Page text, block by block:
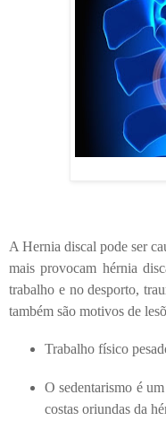
A Hernia discal pode ser
mais provocam hérnia
trabalho e no desporto,
também são motivos de
Trabalho físico
O sedentarismo é
costas oriundas da